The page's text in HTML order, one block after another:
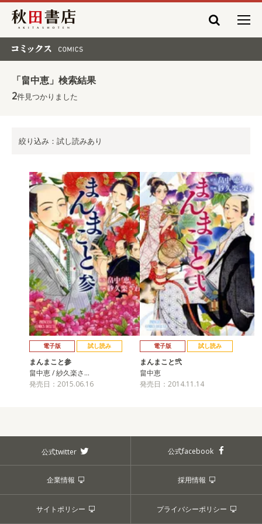
秋田書店
「畠中恵」検索結果
2件見つかりました
絞り込み：試し読みあり
電子版 試し読み
まんまこと参
畠中恵 / 紗久楽さ…
発売日：2015.06.16
電子版 試し読み
まんまこと弐
畠中恵
発売日：2014.11.14
公式twitter 公式facebook
企業情報 採用情報
サイトポリシー プライバシーポリシー